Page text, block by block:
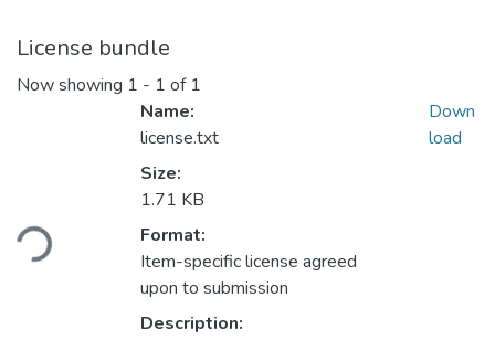
License bundle
Now showing 1 - 1 of 1
Loading...
Name:
license.txt
Size:
1.71 KB
Format:
Item-specific license agreed
upon to submission
Description:
Down
load